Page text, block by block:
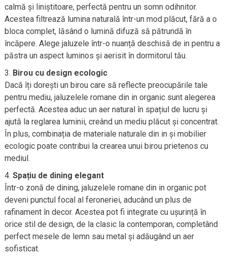
calmă și liniștitoare, perfectă pentru un somn odihnitor.
Acestea filtrează lumina naturală într-un mod plăcut, fără a o
bloca complet, lăsând o lumină difuză să pătrundă în
încăpere. Alege jaluzele într-o nuanță deschisă de in pentru a
păstra un aspect luminos și aerisit în dormitorul tău.
Birou cu design ecologic
Dacă îți dorești un birou care să reflecte preocupările tale
pentru mediu, jaluzelele romane din in organic sunt alegerea
perfectă. Acestea aduc un aer natural în spațiul de lucru și
ajută la reglarea luminii, creând un mediu plăcut și concentrat.
În plus, combinația de materiale naturale din in și mobilier
ecologic poate contribui la crearea unui birou prietenos cu
mediul.
Spațiu de dining elegant
Într-o zonă de dining, jaluzelele romane din in organic pot
deveni punctul focal al feroneriei, aducând un plus de
rafinament în decor. Acestea pot fi integrate cu ușurință în
orice stil de design, de la clasic la contemporan, completând
perfect mesele de lemn sau metal și adăugând un aer
sofisticat.